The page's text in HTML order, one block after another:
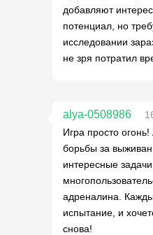
добавляют
потенциал, но
исследовании
не зря потратил
alya-0508986
Игра просто
борьбы за
интересные
адреналина.
испытание, и
снова!